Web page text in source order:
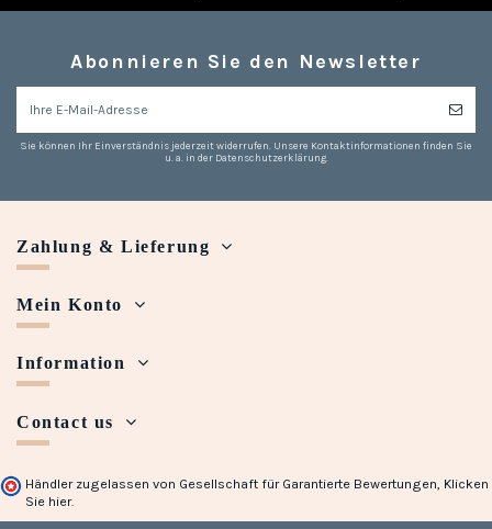
Abonnieren Sie den Newsletter
Sie können Ihr Einverständnis jederzeit widerrufen. Unsere Kontaktinformationen finden Sie
u. a. in der Datenschutzerklärung.
Zahlung & Lieferung
Mein Konto
Information
Contact us
Händler zugelassen von Gesellschaft für Garantierte Bewertungen, Klicken
Sie hier.